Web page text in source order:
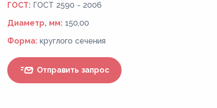
ГОСТ: ГОСТ 2590 - 2006
Диаметр, мм: 150,00
Форма: круглого сечения
Отправить запрос